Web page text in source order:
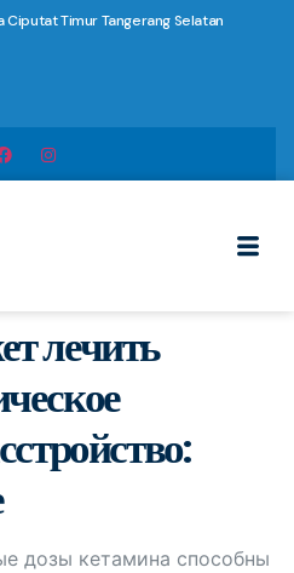
Ciputat Timur Tangerang Selatan
лечить
дозы кетамина способны